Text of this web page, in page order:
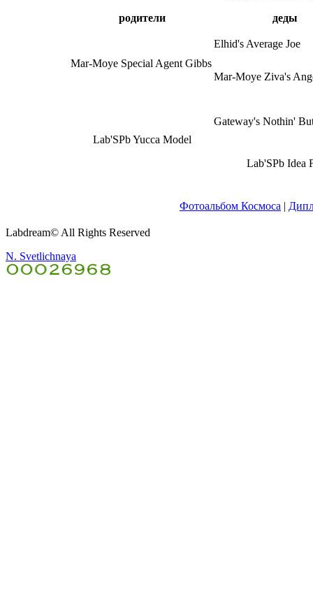
родители деды
Mar-Moye Special Agent Gibbs
Elhid's Average Joe
Mar-Moye Ziva's
Lab'SPb Yucca Model
Gateway's Nothin'
Lab'SPb Idea
Фотоальбом Космоса |
Labdream© All Rights Reserved
N. Svetlichnaya